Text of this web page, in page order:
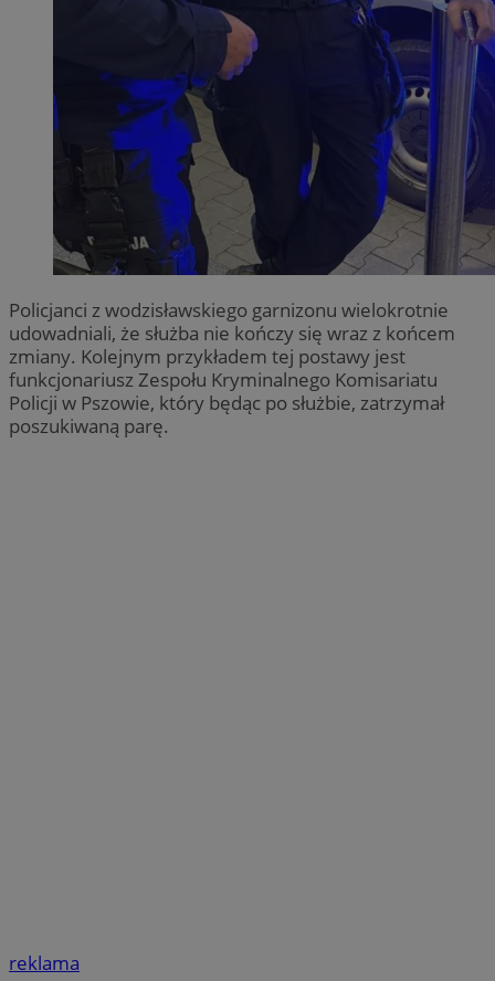
Policjanci z wodzisławskiego garnizonu wielokrotnie
udowadniali, że służba nie kończy się wraz z końcem
zmiany. Kolejnym przykładem tej postawy jest
funkcjonariusz Zespołu Kryminalnego Komisariatu
Policji w Pszowie, który będąc po służbie, zatrzymał
poszukiwaną parę.
reklama